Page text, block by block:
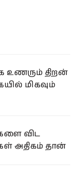
உணரும் திறன்
மிகவும்
விட
அதிகம் தான்